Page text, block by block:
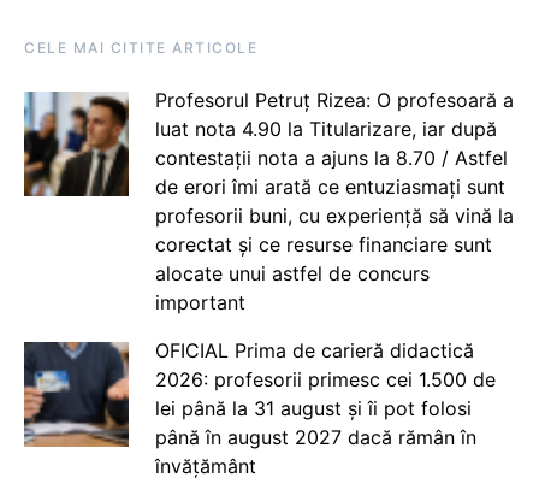
CELE MAI CITITE ARTICOLE
Profesorul Petruț Rizea: O profesoară a
luat nota 4.90 la Titularizare, iar după
contestații nota a ajuns la 8.70 / Astfel
de erori îmi arată ce entuziasmați sunt
profesorii buni, cu experiență să vină la
corectat și ce resurse financiare sunt
alocate unui astfel de concurs
important
OFICIAL Prima de carieră didactică
2026: profesorii primesc cei 1.500 de
lei până la 31 august și îi pot folosi
până în august 2027 dacă rămân în
învățământ